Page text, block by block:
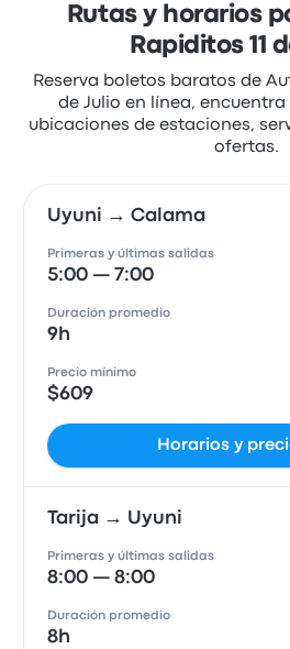
Rutas y horarios
Rapiditos 11
Reserva boletos baratos de
de Julio en línea,
ubicaciones de estaciones,
ofertas.
Uyuni → Calama
Primeras y últimas salidas
5:00 — 7:00
Duración promedio
9h
Precio mínimo
$609
Horarios y
Tarija → Uyuni
Primeras y últimas salidas
8:00 — 8:00
Duración promedio
8h